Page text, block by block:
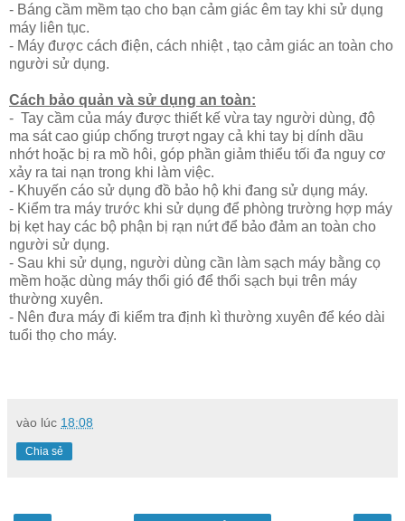
- Báng cầm mềm tạo cho bạn cảm giác êm tay khi sử dụng
máy liên tục.
- Máy được cách điện, cách nhiệt , tạo cảm giác an toàn cho
người sử dụng.
Cách bảo quản và sử dụng an toàn:
- Tay cầm của máy được thiết kế vừa tay người dùng, độ
ma sát cao giúp chống trượt ngay cả khi tay bị dính dầu
nhớt hoặc bị ra mồ hôi, góp phần giảm thiểu tối đa nguy cơ
xảy ra tai nạn trong khi làm việc.
- Khuyến cáo sử dụng đồ bảo hộ khi đang sử dụng máy.
- Kiểm tra máy trước khi sử dụng để phòng trường hợp máy
bị kẹt hay các bộ phận bị rạn nứt để bảo đảm an toàn cho
người sử dụng.
- Sau khi sử dụng, người dùng cần làm sạch máy bằng cọ
mềm hoặc dùng máy thổi gió để thổi sạch bụi trên máy
thường xuyên.
- Nên đưa máy đi kiểm tra định kì thường xuyên để kéo dài
tuổi thọ cho máy.
vào lúc 18:08
Chia sẻ